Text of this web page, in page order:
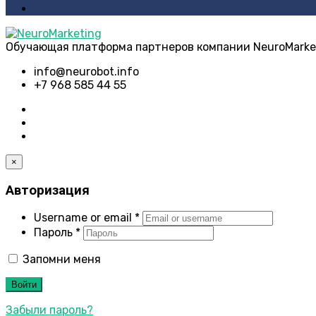
Обучающая платформа партнеров компании
info@neurobot.info
+7 968 585 44 55
×
Авторизация
Username or email *
Пароль *
Запомни меня
Войти
Забыли пароль?